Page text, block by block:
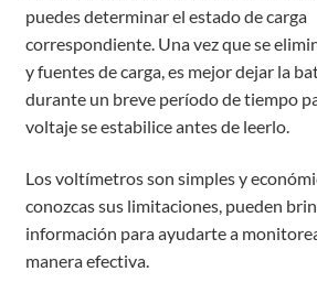
puedes determinar el estado de carga
correspondiente. Una vez que se
y fuentes de carga, es mejor dejar la
durante un breve período de tiempo
voltaje se estabilice antes de leerlo.
Los voltímetros son simples y
conozcas sus limitaciones, pueden
información para ayudarte a
manera efectiva.